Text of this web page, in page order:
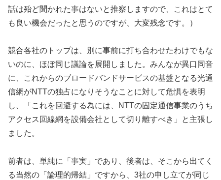
話は殆ど聞かれた事はないと推察しますので、これはとて
も良い機会だったと思うのですが、大変残念です。）
競合各社のトップは、別に事前に打ち合わせたわけでもな
いのに、ほぼ同じ議論を展開しました。みんなが異口同音
に、これからのブロードバンドサービスの基盤となる光通
信網がNTTの独占になりそうなことに対して危惧を表明
し、「これを回避する為には、NTTの固定通信事業のうち
アクセス回線網を設備会社として切り離すべき」と主張し
ました。
前者は、単純に「事実」であり、後者は、そこから出てく
る当然の「論理的帰結」ですから、3社の申し立てが同じ